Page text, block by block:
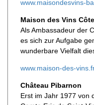
www.maisondesvins-
Maison des Vins
Als Ambassadeur der
es sich zur Aufgabe
wunderbare Vielfalt
www.maison-des-
Château Pibarnon
Erst im Jahr 1977 von